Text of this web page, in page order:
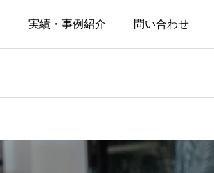
実績・事例紹介 問い合わせ